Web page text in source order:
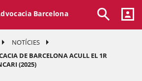
Barcelona
NOTÍCIES
DE BARCELONA ACULL EL 1R
(2025)